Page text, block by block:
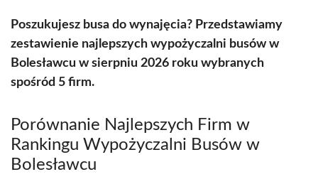
Poszukujesz busa do wynajęcia? Przedstawiamy
zestawienie najlepszych wypożyczalni busów w
Bolesławcu w sierpniu 2026 roku wybranych
spośród 5 firm.
Porównanie Najlepszych Firm w
Rankingu Wypożyczalni Busów w
Bolesławcu